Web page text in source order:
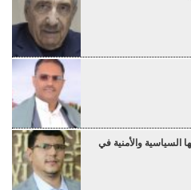
السياسية والأمنية في